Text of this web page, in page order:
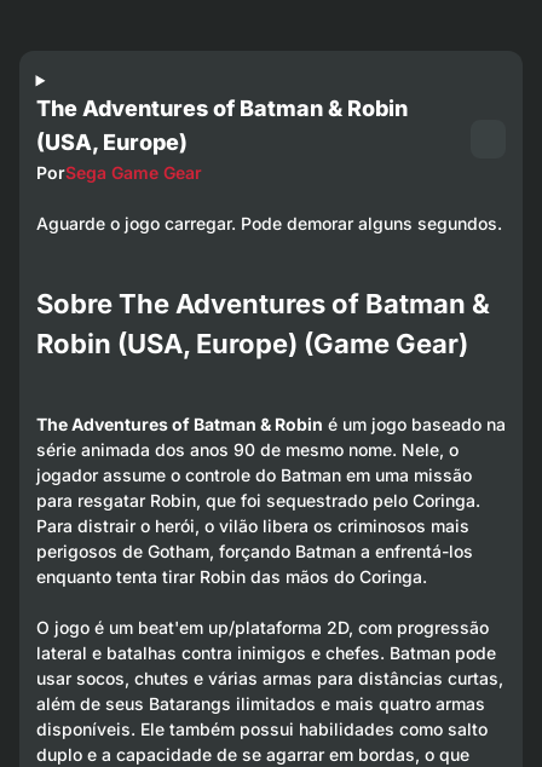
The Adventures of Batman & Robin
(USA, Europe)
PorSega Game Gear
Aguarde o jogo carregar. Pode demorar alguns segundos.
Sobre The Adventures of Batman &
Robin (USA, Europe) (Game Gear)
The Adventures of Batman & Robin é um jogo baseado na
série animada dos anos 90 de mesmo nome. Nele, o
jogador assume o controle do Batman em uma missão
para resgatar Robin, que foi sequestrado pelo Coringa.
Para distrair o herói, o vilão libera os criminosos mais
perigosos de Gotham, forçando Batman a enfrentá-los
enquanto tenta tirar Robin das mãos do Coringa.
O jogo é um beat'em up/plataforma 2D, com progressão
lateral e batalhas contra inimigos e chefes. Batman pode
usar socos, chutes e várias armas para distâncias curtas,
além de seus Batarangs ilimitados e mais quatro armas
disponíveis. Ele também possui habilidades como salto
duplo e a capacidade de se agarrar em bordas, o que